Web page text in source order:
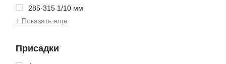
285-315 1/10 мм
+ Показать еще
Присадки